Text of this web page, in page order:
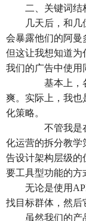
二、关键词结
几天后，和
会暴露他们的阿曼
但这让我想知道为
我们的广告中使用
基本上，各
爽。实际上，我也
化策略。
不管我是在
化运营的拆分教学
告设计架构层级的
要工具型功能的方
无论是使用
找目标群体，然后
虽然我们的